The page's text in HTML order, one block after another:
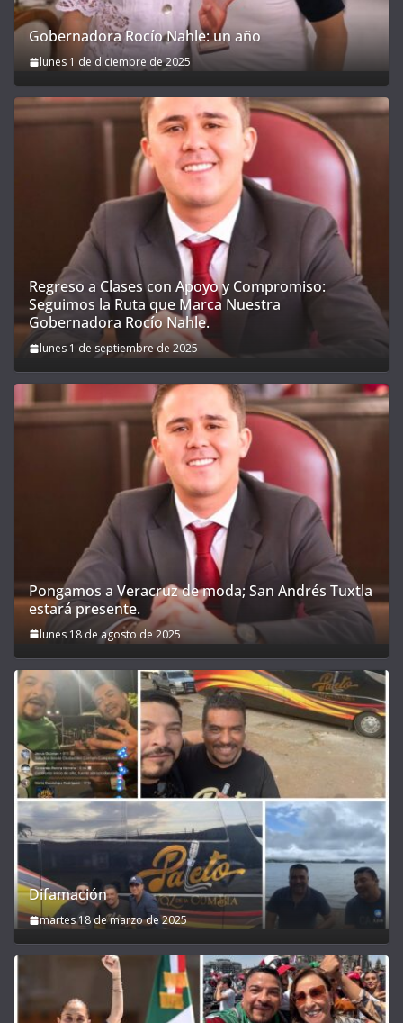
Gobernadora Rocío Nahle: un año
lunes 1 de diciembre de 2025
Regreso a Clases con Apoyo y Compromiso:
Seguimos la Ruta que Marca Nuestra
Gobernadora Rocío Nahle.
lunes 1 de septiembre de 2025
Pongamos a Veracruz de moda; San Andrés Tuxtla
estará presente.
lunes 18 de agosto de 2025
Difamación
martes 18 de marzo de 2025